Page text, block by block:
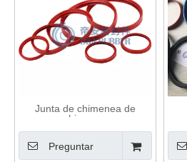
Junta de chimenea de
chimenea
Preguntar